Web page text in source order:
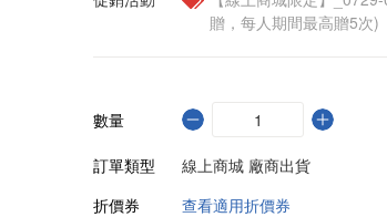
贈，每人期間最高贈5次)
數量
訂單類型
線上商城 廠商出貨
折價券
查看適用折價券